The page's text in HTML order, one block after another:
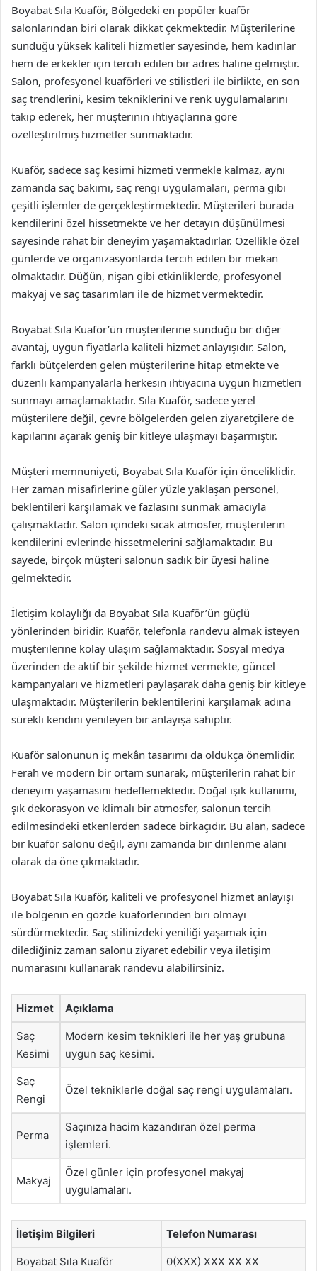
Boyabat Sıla Kuaför, Bölgedeki en popüler kuaför
salonlarından biri olarak dikkat çekmektedir. Müşterilerine
sunduğu yüksek kaliteli hizmetler sayesinde, hem kadınlar
hem de erkekler için tercih edilen bir adres haline gelmiştir.
Salon, profesyonel kuaförleri ve stilistleri ile birlikte, en son
saç trendlerini, kesim tekniklerini ve renk uygulamalarını
takip ederek, her müşterinin ihtiyaçlarına göre
özelleştirilmiş hizmetler sunmaktadır.
Kuaför, sadece saç kesimi hizmeti vermekle kalmaz, aynı
zamanda saç bakımı, saç rengi uygulamaları, perma gibi
çeşitli işlemler de gerçekleştirmektedir. Müşterileri burada
kendilerini özel hissetmekte ve her detayın düşünülmesi
sayesinde rahat bir deneyim yaşamaktadırlar. Özellikle özel
günlerde ve organizasyonlarda tercih edilen bir mekan
olmaktadır. Düğün, nişan gibi etkinliklerde, profesyonel
makyaj ve saç tasarımları ile de hizmet vermektedir.
Boyabat Sıla Kuaför’ün müşterilerine sunduğu bir diğer
avantaj, uygun fiyatlarla kaliteli hizmet anlayışıdır. Salon,
farklı bütçelerden gelen müşterilerine hitap etmekte ve
düzenli kampanyalarla herkesin ihtiyacına uygun hizmetleri
sunmayı amaçlamaktadır. Sıla Kuaför, sadece yerel
müşterilere değil, çevre bölgelerden gelen ziyaretçilere de
kapılarını açarak geniş bir kitleye ulaşmayı başarmıştır.
Müşteri memnuniyeti, Boyabat Sıla Kuaför için önceliklidir.
Her zaman misafirlerine güler yüzle yaklaşan personel,
beklentileri karşılamak ve fazlasını sunmak amacıyla
çalışmaktadır. Salon içindeki sıcak atmosfer, müşterilerin
kendilerini evlerinde hissetmelerini sağlamaktadır. Bu
sayede, birçok müşteri salonun sadık bir üyesi haline
gelmektedir.
İletişim kolaylığı da Boyabat Sıla Kuaför’ün güçlü
yönlerinden biridir. Kuaför, telefonla randevu almak isteyen
müşterilerine kolay ulaşım sağlamaktadır. Sosyal medya
üzerinden de aktif bir şekilde hizmet vermekte, güncel
kampanyaları ve hizmetleri paylaşarak daha geniş bir kitleye
ulaşmaktadır. Müşterilerin beklentilerini karşılamak adına
sürekli kendini yenileyen bir anlayışa sahiptir.
Kuaför salonunun iç mekân tasarımı da oldukça önemlidir.
Ferah ve modern bir ortam sunarak, müşterilerin rahat bir
deneyim yaşamasını hedeflemektedir. Doğal ışık kullanımı,
şık dekorasyon ve klimalı bir atmosfer, salonun tercih
edilmesindeki etkenlerden sadece birkaçıdır. Bu alan, sadece
bir kuaför salonu değil, aynı zamanda bir dinlenme alanı
olarak da öne çıkmaktadır.
Boyabat Sıla Kuaför, kaliteli ve profesyonel hizmet anlayışı
ile bölgenin en gözde kuaförlerinden biri olmayı
sürdürmektedir. Saç stilinizdeki yeniliği yaşamak için
dilediğiniz zaman salonu ziyaret edebilir veya iletişim
numarasını kullanarak randevu alabilirsiniz.
Hizmet Açıklama
Saç
Kesimi
Modern kesim teknikleri ile her yaş grubuna
uygun saç kesimi.
Saç
Rengi
Özel tekniklerle doğal saç rengi uygulamaları.
Perma
Saçınıza hacim kazandıran özel perma
işlemleri.
Makyaj
Özel günler için profesyonel makyaj
uygulamaları.
İletişim Bilgileri Telefon Numarası
Boyabat Sıla Kuaför 0(XXX) XXX XX XX